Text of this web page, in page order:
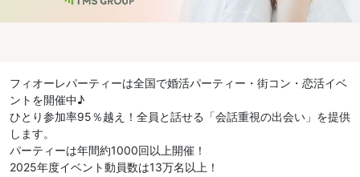
フィオーレパーティーは全国で婚活パーティー・街コン・恋活イベ
ントを開催中♪
ひとり参加率95％越え！全員と話せる「会話重視の出会い」を提供
します。
パーティーは年間約1000回以上開催！
2025年度イベント動員数は13万名以上！